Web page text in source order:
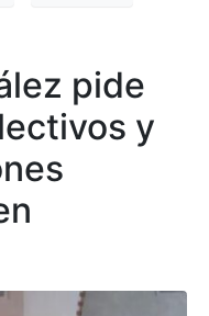
pide
y